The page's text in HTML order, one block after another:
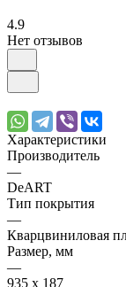
4.9
Нет отзывов
Характеристики
Производитель
—
DeART
Тип покрытия
—
Кварцвиниловая
Размер, мм
—
935 х 187